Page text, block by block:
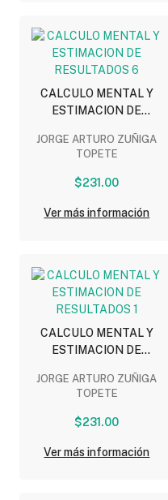
CALCULO MENTAL Y
ESTIMACION DE
JORGE ARTURO ZUÑIGA
TOPETE
$231.00
Ver más información
CALCULO MENTAL Y
ESTIMACION DE
JORGE ARTURO ZUÑIGA
TOPETE
$231.00
Ver más información